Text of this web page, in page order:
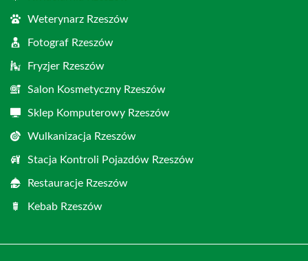
Weterynarz Rzeszów
Fotograf Rzeszów
Fryzjer Rzeszów
Salon Kosmetyczny Rzeszów
Sklep Komputerowy Rzeszów
Wulkanizacja Rzeszów
Stacja Kontroli Pojazdów Rzeszów
Restauracje Rzeszów
Kebab Rzeszów